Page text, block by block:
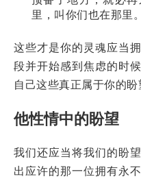
里，叫你们也在那里
这些才是你的灵魂应当
段并开始感到焦虑的时
自己这些真正属于你的盼
他性情中的盼望
我们还应当将我们的盼
出应许的那一位拥有永